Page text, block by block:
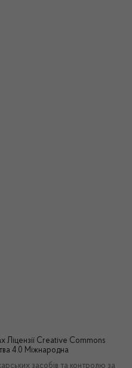
Ліцензії Creative Commons
4.0 Міжнародна
засобів та контролю за